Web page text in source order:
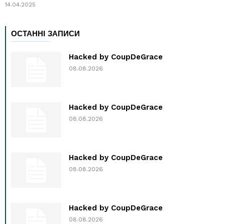
14.04.2025
ОСТАННІ ЗАПИСИ
Hacked by CoupDeGrace
08.08.2026
Hacked by CoupDeGrace
08.08.2026
Hacked by CoupDeGrace
08.08.2026
Hacked by CoupDeGrace
08.08.2026